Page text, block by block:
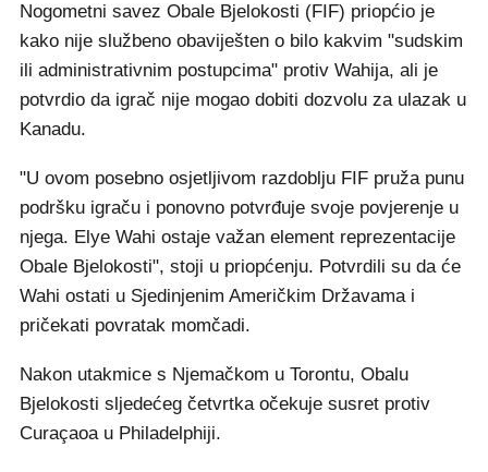
Nogometni savez Obale Bjelokosti (FIF) priopćio je
kako nije službeno obaviješten o bilo kakvim "sudskim
ili administrativnim postupcima" protiv Wahija, ali je
potvrdio da igrač nije mogao dobiti dozvolu za ulazak u
Kanadu.
"U ovom posebno osjetljivom razdoblju FIF pruža punu
podršku igraču i ponovno potvrđuje svoje povjerenje u
njega. Elye Wahi ostaje važan element reprezentacije
Obale Bjelokosti", stoji u priopćenju. Potvrdili su da će
Wahi ostati u Sjedinjenim Američkim Državama i
pričekati povratak momčadi.
Nakon utakmice s Njemačkom u Torontu, Obalu
Bjelokosti sljedećeg četvrtka očekuje susret protiv
Curaçaoa u Philadelphiji.